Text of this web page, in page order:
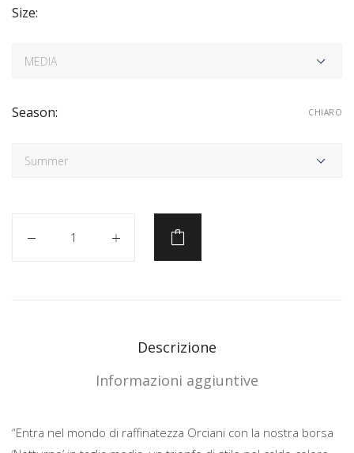
Size:
Season: CHIARO
Descrizione
Informazioni aggiuntive
“Entra nel mondo di raffinatezza Orciani con la nostra borsa